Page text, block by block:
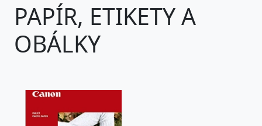
PAPÍR, ETIKETY A
OBÁLKY